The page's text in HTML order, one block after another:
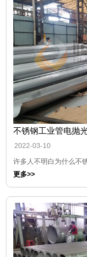
不锈钢工业管电抛
2022-03-10
许多人不明白为什么不
更多>>